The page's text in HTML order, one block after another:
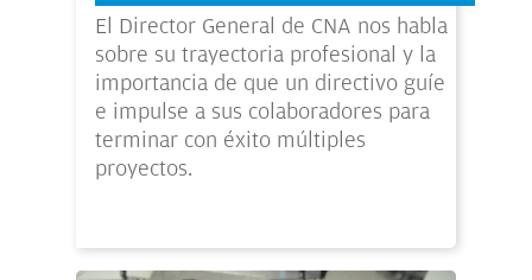
El Director General de CNA nos habla
sobre su trayectoria profesional y la
importancia de que un directivo guíe
e impulse a sus colaboradores para
terminar con éxito múltiples
proyectos.